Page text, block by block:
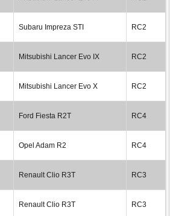
Subaru Impreza STI RC2
Mitsubishi Lancer Evo IX RC2
Mitsubishi Lancer Evo X RC2
Ford Fiesta R2T RC4
Opel Adam R2 RC4
Renault Clio R3T RC3
Renault Clio R3T RC3